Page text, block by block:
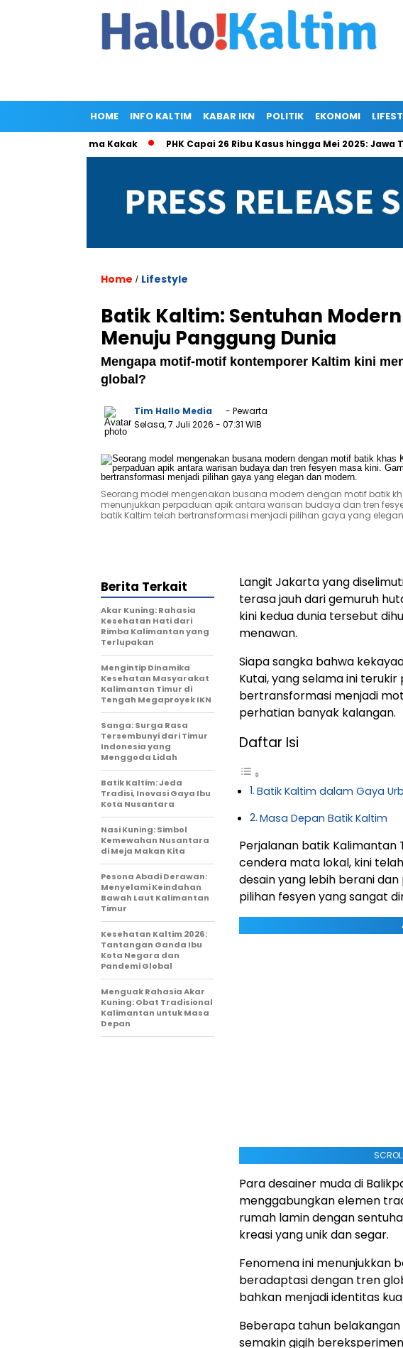
HOME INFO KALTIM KABAR IKN POLITIK EKONOMI
Ramlan Cuma Kakak PHK Capai 26 Ribu Kasus hingga Mei 2025: Jawa
Home / Lifestyle
Batik Kaltim: Sentuhan
Menuju Panggung Dunia
Mengapa motif-motif kontemporer Kaltim kini
global?
Tim Hallo Media
- Pewarta
Selasa, 7 Juli 2026 - 07:31 WIB
Seorang model mengenakan busana modern dengan motif batik
menunjukkan perpaduan apik antara warisan budaya dan tren
batik Kaltim telah bertransformasi menjadi pilihan gaya yang
Langit Jakarta yang
terasa jauh dari gemuruh
kini kedua dunia tersebut
menawan.
Siapa sangka bahwa
Kutai, yang selama ini
bertransformasi menjadi
perhatian banyak kalangan.
Daftar Isi
Batik Kaltim dalam Gaya
Masa Depan Batik Kaltim
Perjalanan batik Kalimantan
cendera mata lokal, kini
desain yang lebih berani
pilihan fesyen yang sangat
Para desainer muda di
menggabungkan elemen
rumah lamin dengan
kreasi yang unik dan segar.
Fenomena ini menunjukkan
beradaptasi dengan tren
bahkan menjadi identitas
Beberapa tahun
semakin gigih
Berita Terkait
Akar Kuning: Rahasia
Kesehatan Hati dari
Rimba Kalimantan yang
Terlupakan
Mengintip Dinamika
Kesehatan Masyarakat
Kalimantan Timur di
Tengah Megaproyek IKN
Sanga: Surga Rasa
Tersembunyi dari Timur
Indonesia yang
Menggoda Lidah
Batik Kaltim: Jeda
Tradisi, Inovasi Gaya Ibu
Kota Nusantara
Nasi Kuning: Simbol
Kemewahan Nusantara
di Meja Makan Kita
Pesona Abadi Derawan:
Menyelami Keindahan
Bawah Laut Kalimantan
Timur
Kesehatan Kaltim 2026:
Tantangan Ganda Ibu
Kota Negara dan
Pandemi Global
Menguak Rahasia Akar
Kuning: Obat Tradisional
Kalimantan untuk Masa
Depan